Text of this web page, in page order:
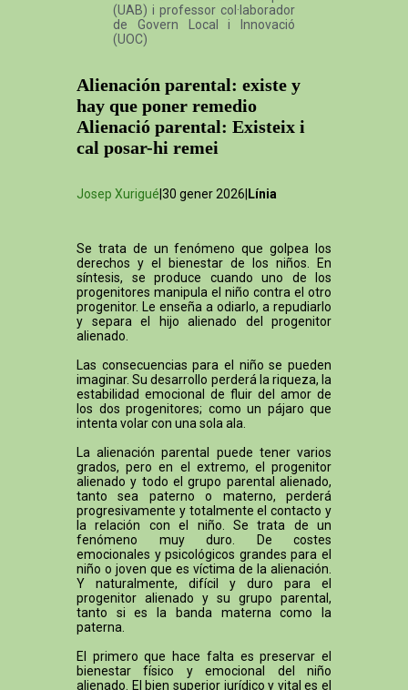
(UAB) i professor col·laborador
de Govern Local i Innovació
(UOC)
Alienación parental: existe y
hay que poner remedio
Alienació parental: Existeix i
cal posar-hi remei
Josep Xurigué |30 gener 2026| Línia
Se trata de un fenómeno que golpea los
derechos y el bienestar de los niños. En
síntesis, se produce cuando uno de los
progenitores manipula el niño contra el otro
progenitor. Le enseña a odiarlo, a repudiarlo
y separa el hijo alienado del progenitor
alienado.
Las consecuencias para el niño se pueden
imaginar. Su desarrollo perderá la riqueza, la
estabilidad emocional de fluir del amor de
los dos progenitores; como un pájaro que
intenta volar con una sola ala.
La alienación parental puede tener varios
grados, pero en el extremo, el progenitor
alienado y todo el grupo parental alienado,
tanto sea paterno o materno, perderá
progresivamente y totalmente el contacto y
la relación con el niño. Se trata de un
fenómeno muy duro. De costes
emocionales y psicológicos grandes para el
niño o joven que es víctima de la alienación.
Y naturalmente, difícil y duro para el
progenitor alienado y su grupo parental,
tanto si es la banda materna como la
paterna.
El primero que hace falta es preservar el
bienestar físico y emocional del niño
alienado. El bien superior jurídico y vital es el